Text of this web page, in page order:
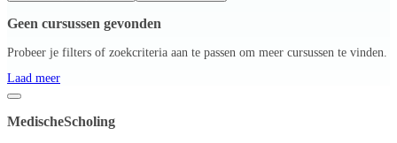
Geen cursussen gevonden
Probeer je filters of zoekcriteria aan te passen om meer cursussen te vinden.
Laad meer
MedischeScholing